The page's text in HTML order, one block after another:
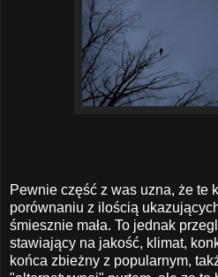
Pewnie część z was uzna, że te
porównaniu z ilością
śmiesznie mała. To jednak
stawiający na jakość, klimat,
końca zbieżny z popularnym,